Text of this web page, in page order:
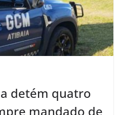
detém quatro
mandado de